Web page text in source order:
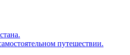
путешествии.